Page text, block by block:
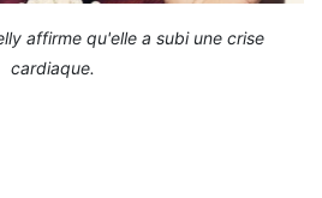
affirme qu'elle a subi une crise
cardiaque.